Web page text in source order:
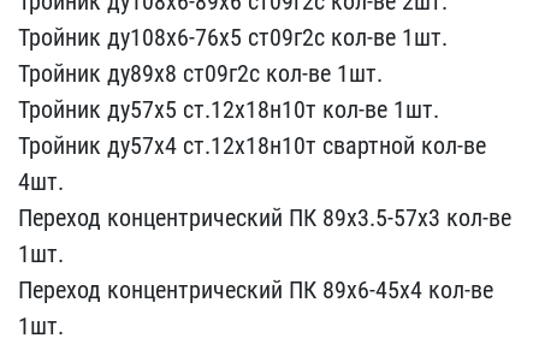
Тройник ду108х6-7​6х5 ст09г2с кол-ве 1шт.
​Тройник ду89х8 ст09г2с к​ол-ве 1шт.
Тройник ду57х​5 ст.12х18н10т кол-ве 1​шт.
Тройник ду57х4 ст.12​х18н10т свартной кол-ве ​
4шт.
Переход концентриче​ский ПК 89х3.5-57х3 кол-​ве
1шт.
Переход концентр​ический ПК 89х6-45х4 кол​-ве
1шт.